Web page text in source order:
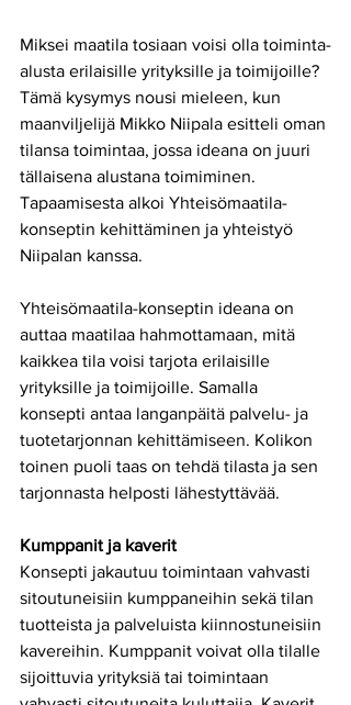
Miksei maatila tosiaan voisi olla toiminta-
alusta erilaisille yrityksille ja toimijoille?
Tämä kysymys nousi mieleen, kun
maanviljelijä Mikko Niipala esitteli oman
tilansa toimintaa, jossa ideana on juuri
tällaisena alustana toimiminen.
Tapaamisesta alkoi Yhteisömaatila-
konseptin kehittäminen ja yhteistyö
Niipalan kanssa.
Yhteisömaatila-konseptin ideana on
auttaa maatilaa hahmottamaan, mitä
kaikkea tila voisi tarjota erilaisille
yrityksille ja toimijoille. Samalla
konsepti antaa langanpäitä palvelu- ja
tuotetarjonnan kehittämiseen. Kolikon
toinen puoli taas on tehdä tilasta ja sen
tarjonnasta helposti lähestyttävää.
Kumppanit ja kaverit
Konsepti jakautuu toimintaan vahvasti
sitoutuneisiin kumppaneihin sekä tilan
tuotteista ja palveluista kiinnostuneisiin
kavereihin. Kumppanit voivat olla tilalle
sijoittuvia yrityksiä tai toimintaan